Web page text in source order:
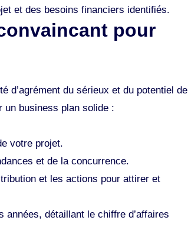
et des besoins financiers identifiés​​.
pour
d’agrément du sérieux et du potentiel de
business plan solide :
votre projet.
et de la concurrence​.
et les actions pour attirer et
détaillant le chiffre d’affaires